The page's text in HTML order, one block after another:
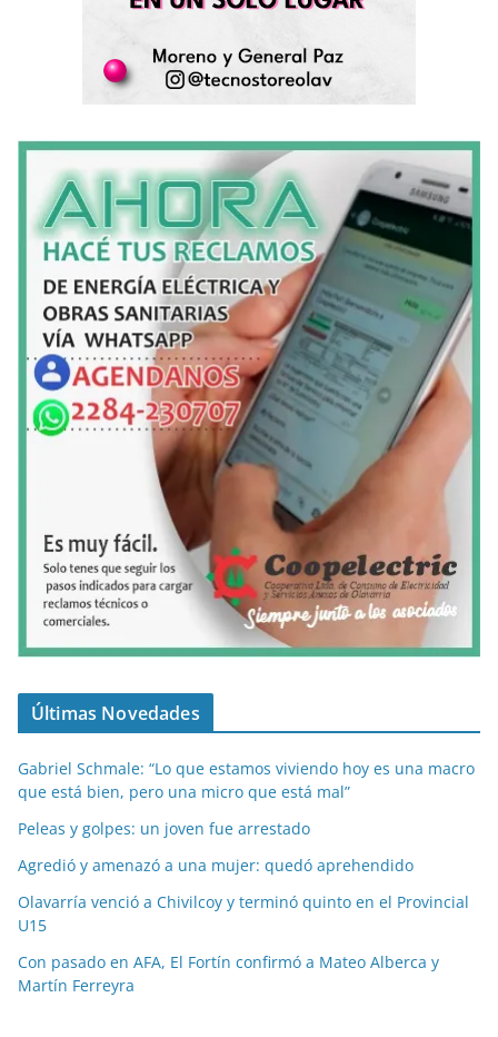
Últimas Novedades
Gabriel Schmale: “Lo que estamos viviendo hoy es una macro
que está bien, pero una micro que está mal”
Peleas y golpes: un joven fue arrestado
Agredió y amenazó a una mujer: quedó aprehendido
Olavarría venció a Chivilcoy y terminó quinto en el Provincial
U15
Con pasado en AFA, El Fortín confirmó a Mateo Alberca y
Martín Ferreyra